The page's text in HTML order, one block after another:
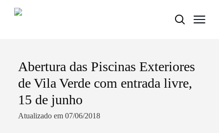
Termo de Pesquisa
Abertura das Piscinas Exteriores
de Vila Verde com entrada livre,
15 de junho
Atualizado em 07/06/2018